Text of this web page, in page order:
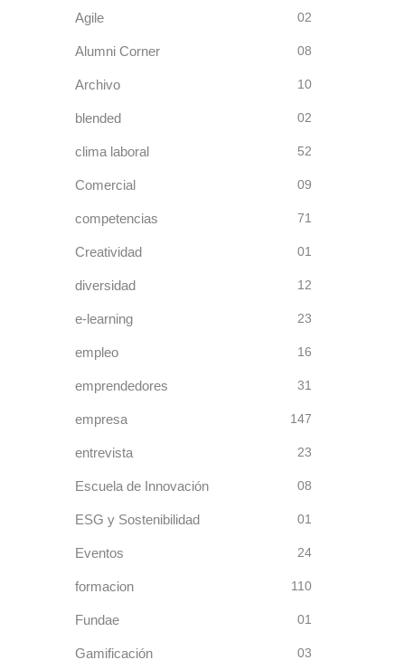
Agile 02
Alumni Corner 08
Archivo 10
blended 02
clima laboral 52
Comercial 09
competencias 71
Creatividad 01
diversidad 12
e-learning 23
empleo 16
emprendedores 31
empresa 147
entrevista 23
Escuela de Innovación 08
ESG y Sostenibilidad 01
Eventos 24
formacion 110
Fundae 01
Gamificación 03